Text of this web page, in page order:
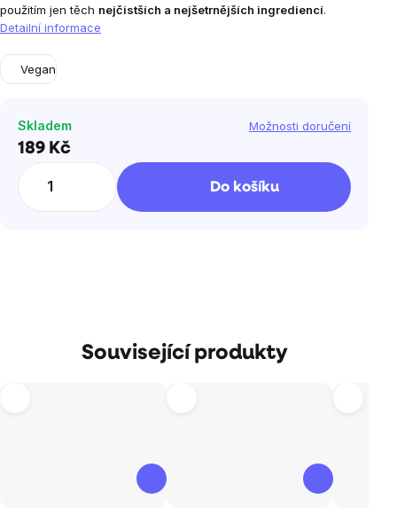
použitím jen těch nejčistších a nejšetrnějších ingrediencí.
Detailní informace
Vegan
Skladem Možnosti doručení
189 Kč
Do košíku
Související produkty